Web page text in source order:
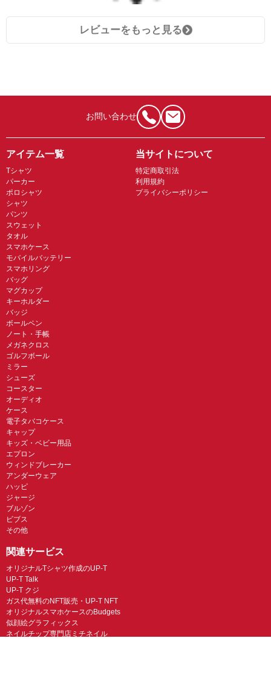
レビューをもっと見る
お問い合わせ
アイテム一覧
Tシャツ
パーカー
ポロシャツ
シャツ
パンツ
スウェット
タオル
スマホケース
モバイルバッテリー
スマホリング
バッグ
マグカップ
キーホルダー
バッジ
ボールペン
ノート・手帳
メガネクロス
ゴルフボール
ミラー
シューズ
コースター
オーディオ
ケース
電子タバコケース
キャップ
キッズ・ベビー用品
エプロン
ウィンドブレーカー
アンダーウェア
ハッピ
ジャージ
ブルゾン
ビブス
その他
当サイトについて
特定商取引法
利用規約
プライバシーポリシー
関連サービス
オリジナルTシャツ作成のUP-T
UP-T Talk
UP-T クジ
ガス代無料のNFT販売・UP-T NFT
オリジナルスマホケースのBudgets
似顔絵グラフィックス
ネイルチップ専門店ミチネイル